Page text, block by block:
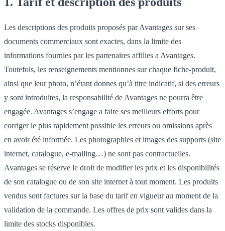
Les descriptions des produits proposés par Avantages sur ses
documents commerciaux sont exactes, dans la limite des
informations fournies par les partenaires affilies a Avantages.
Toutefois, les renseignements mentionnes sur chaque fiche-produit,
ainsi que leur photo, n’étant donnes qu’à titre indicatif, si des erreurs
y sont introduites, la responsabilité de Avantages ne pourra être
engagée. Avantages s’engage a faire ses meilleurs efforts pour
corriger le plus rapidement possible les erreurs ou omissions après
en avoir été informée. Les photographies et images des supports (site
internet, catalogue, e-mailing…) ne sont pas contractuelles.
Avantages se réserve le droit de modifier les prix et les disponibilités
de son catalogue ou de son site internet à tout moment. Les produits
vendus sont factures sur la base du tarif en vigueur au moment de la
validation de la commande. Les offres de prix sont valides dans la
limite des stocks disponibles.